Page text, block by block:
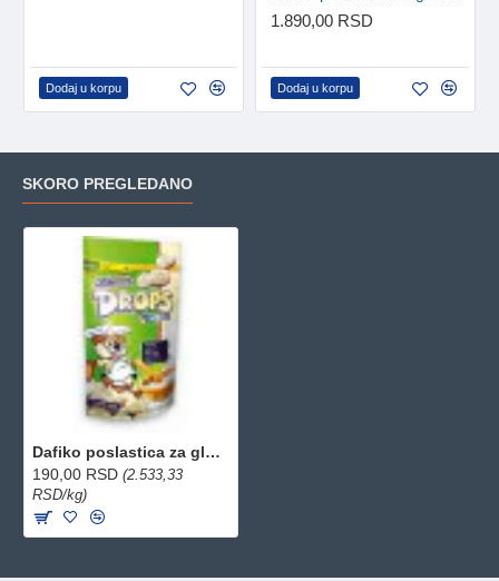
Dodaj u korpu
1.890,00 RSD
Dodaj u korpu
SKORO PREGLEDANO
Dafiko poslastica za glodare - Drops 75g
190,00 RSD (2.533,33
RSD/kg)